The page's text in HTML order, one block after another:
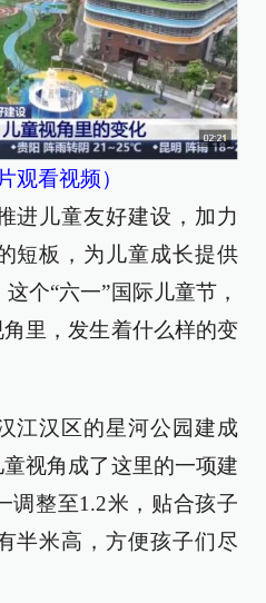
观看视频）
进儿童友好建设，加力
短板，为儿童成长提供
个“六一”国际儿童节，
里，发生着什么样的变
江汉区的星河公园建成
视角成了这里的一项建
调整至1.2米，贴合孩子
半米高，方便孩子们尽